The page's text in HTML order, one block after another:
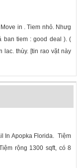
in . Tiem nhỏ. Nhưg
ban tiem : good deal ). (
lac. thùy. [tin rao vặt này
In Apopka Florida. Tiệm
rộng 1300 sqft, có 8